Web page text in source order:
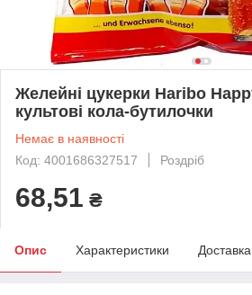
Желейні цукерки Haribo
культові кола-бутилочки
Немає в наявності
Код: 4001686327517
Роздріб
68,51 ₴
Опис Характеристики Доставка